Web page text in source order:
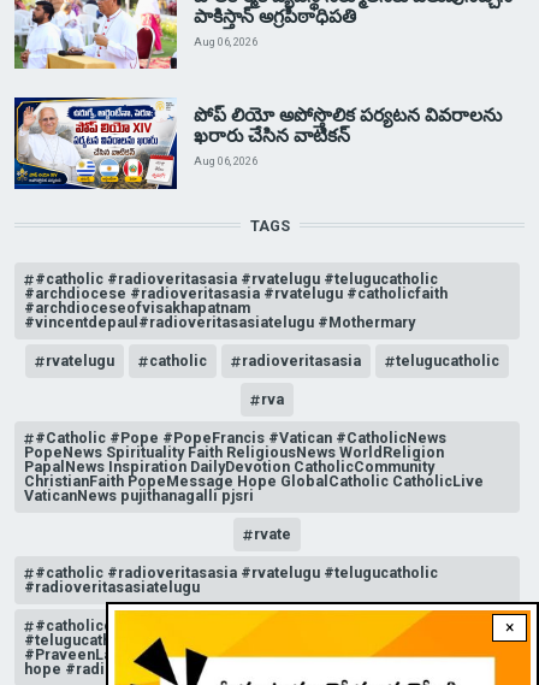
×
పాకిస్తాన్ అగ్రపీఠాధిపతి
Aug 06, 2026
పోప్ లియో అపోస్తొలిక పర్యటన వివరాలను
ఖరారు చేసిన వాటికన్
Aug 06, 2026
TAGS
#catholic #radioveritasasia #rvatelugu #telugucatholic
#archdiocese #radioveritasasia #rvatelugu #catholicfaith
#archdioceseofvisakhapatnam
#vincentdepaul#radioveritasasiatelugu #Mothermary
rvatelugu catholic radioveritasasia telugucatholic
rva
#Catholic #Pope #PopeFrancis #Vatican #CatholicNews
PopeNews Spirituality Faith ReligiousNews WorldReligion
PapalNews Inspiration DailyDevotion CatholicCommunity
ChristianFaith PopeMessage Hope GlobalCatholic CatholicLive
VaticanNews pujithanagalli pjsri
rvate
#catholic #radioveritasasia #rvatelugu #telugucatholic
#radioveritasasiatelugu
#catholicchurchnews #catholictelugu #telugucatholic
#telugucatholicchurch #radioveritasasia #rvatelugu
#PraveenLakkisetti #reflection #advent #christmas #messageof
hope #radioveritas #rvatelugu #viral #insta